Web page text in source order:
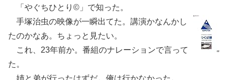
「やぐちひとり©」で知った。
手塚治虫の映像が一瞬出てた。講演かなんかし
たのかなあ。ちょっと見たい。
これ、23年前か。番組のナレーションで言って
た。